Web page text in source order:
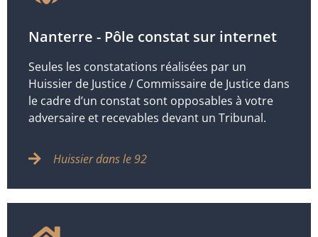
Nanterre - Pôle constat sur internet
Seules les constatations réalisées par un
Huissier de Justice / Commissaire de Justice dans
le cadre d’un constat sont opposables à votre
adversaire et recevables devant un Tribunal.
Huissier dans le 92